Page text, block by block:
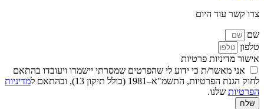
צרו קשר עוד היום
שם
טלפון
אישור מדיניות פרטיות
אני מאשר/ת כי ידוע לי שהפרטים שמסרתי יישמרו ויעובדו בהתאם
לחוק הגנת הפרטיות, התשמ"א–1981 (כולל תיקון 13), ובהתאם ל
מדיניות
הפרטיות שלנו.
שלח